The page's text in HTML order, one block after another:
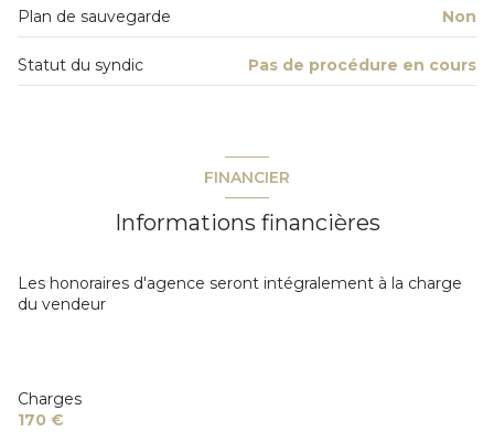
Plan de sauvegarde Non
Statut du syndic Pas de procédure en cours
FINANCIER
Informations financières
Les honoraires d'agence seront intégralement à la charge
du vendeur
Charges
170 €